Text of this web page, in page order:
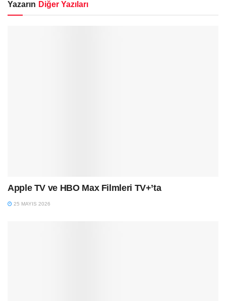
Yazarın Diğer Yazıları
Apple TV ve HBO Max Filmleri TV+’ta
25 MAYIS 2026